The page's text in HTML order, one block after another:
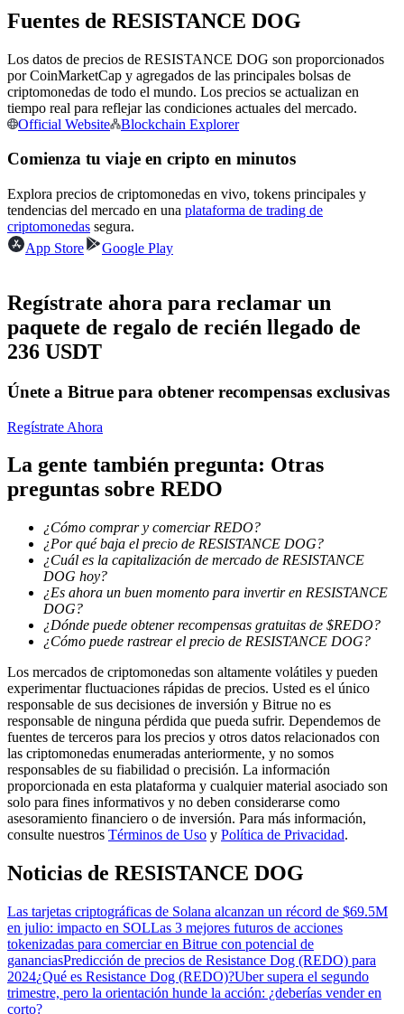
Copiar Trading
Conviértete en un Trader de Copia
Análisis de big data que incluye información comercial, etc.
Guía
Guía de inicio de futuros
Estrategias comerciales
Aprenda cómo mantenerse rentable
Fuentes de RESISTANCE DOG
Los datos de precios de RESISTANCE DOG son proporcionados
por CoinMarketCap y agregados de las principales bolsas de
criptomonedas de todo el mundo. Los precios se actualizan en
tiempo real para reflejar las condiciones actuales del mercado.
Official Website
Blockchain Explorer
Comienza tu viaje en cripto en minutos
Explora precios de criptomonedas en vivo, tokens principales y
tendencias del mercado en una plataforma de trading de
criptomonedas segura.
App Store
Google Play
Regístrate ahora para reclamar un
paquete de regalo de recién llegado de
236 USDT
Únete a Bitrue para obtener recompensas exclusivas
Regístrate Ahora
La gente también pregunta: Otras
preguntas sobre REDO
¿Cómo comprar y comerciar REDO?
¿Por qué baja el precio de RESISTANCE DOG?
¿Cuál es la capitalización de mercado de RESISTANCE
DOG hoy?
¿Es ahora un buen momento para invertir en RESISTANCE
DOG?
¿Dónde puede obtener recompensas gratuitas de $REDO?
¿Cómo puede rastrear el precio de RESISTANCE DOG?
Los mercados de criptomonedas son altamente volátiles y pueden
experimentar fluctuaciones rápidas de precios. Usted es el único
responsable de sus decisiones de inversión y Bitrue no es
responsable de ninguna pérdida que pueda sufrir. Dependemos de
fuentes de terceros para los precios y otros datos relacionados con
las criptomonedas enumeradas anteriormente, y no somos
responsables de su fiabilidad o precisión. La información
proporcionada en esta plataforma y cualquier material asociado son
solo para fines informativos y no deben considerarse como
asesoramiento financiero o de inversión. Para más información,
consulte nuestros Términos de Uso y Política de Privacidad.
Noticias de RESISTANCE DOG
Las tarjetas criptográficas de Solana alcanzan un récord de $69.5M
en julio: impacto en SOLLas 3 mejores futuros de acciones
tokenizadas para comerciar en Bitrue con potencial de
gananciasPredicción de precios de Resistance Dog (REDO) para
2024¿Qué es Resistance Dog (REDO)?Uber supera el segundo
trimestre, pero la orientación hunde la acción: ¿deberías vender en
corto?